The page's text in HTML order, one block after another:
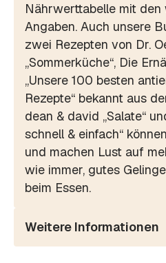
Nährwerttabelle mit
Angaben. Auch unsere
zwei Rezepten von Dr.
„Sommerküche“, Die
„Unsere 100 besten
Rezepte“ bekannt aus
dean & david „Salate“
schnell & einfach“
und machen Lust auf
wie immer, gutes
beim Essen.
Weitere Informationen